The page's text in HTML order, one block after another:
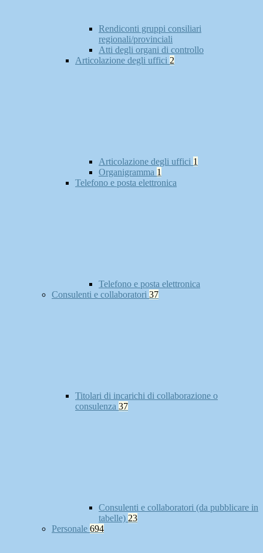
Rendiconti gruppi consiliari
regionali/provinciali
Atti degli organi di controllo
Articolazione degli uffici 2
Articolazione degli uffici 1
Organigramma 1
Telefono e posta elettronica
Telefono e posta elettronica
Consulenti e collaboratori 37
Titolari di incarichi di collaborazione o
consulenza 37
Consulenti e collaboratori (da pubblicare in
tabelle) 23
Personale 694